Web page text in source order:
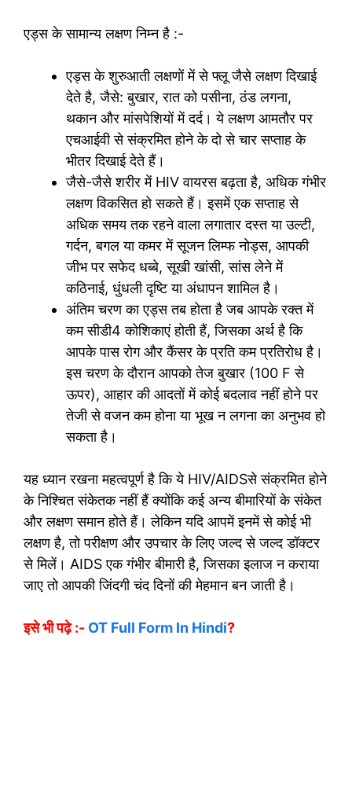
एड्स के सामान्य लक्षण निम्न है :-
एड्स के शुरुआती लक्षणों में से फ्लू जैसे लक्षण दिखाई
देते है, जैसे: बुखार, रात को पसीना, ठंड लगना,
थकान और मांसपेशियों में दर्द। ये लक्षण आमतौर पर
एचआईवी से संक्रमित होने के दो से चार सप्ताह के
भीतर दिखाई देते हैं।
जैसे-जैसे शरीर में HIV वायरस बढ़ता है, अधिक गंभीर
लक्षण विकसित हो सकते हैं। इसमें एक सप्ताह से
अधिक समय तक रहने वाला लगातार दस्त या उल्टी,
गर्दन, बगल या कमर में सूजन लिम्फ नोड्स, आपकी
जीभ पर सफेद धब्बे, सूखी खांसी, सांस लेने में
कठिनाई, धुंधली दृष्टि या अंधापन शामिल है।
अंतिम चरण का एड्स तब होता है जब आपके रक्त में
कम सीडी4 कोशिकाएं होती हैं, जिसका अर्थ है कि
आपके पास रोग और कैंसर के प्रति कम प्रतिरोध है।
इस चरण के दौरान आपको तेज बुखार (100 F से
ऊपर), आहार की आदतों में कोई बदलाव नहीं होने पर
तेजी से वजन कम होना या भूख न लगना का अनुभव हो
सकता है।
यह ध्यान रखना महत्वपूर्ण है कि ये HIV/AIDSसे संक्रमित होने
के निश्चित संकेतक नहीं हैं क्योंकि कई अन्य बीमारियों के संकेत
और लक्षण समान होते हैं। लेकिन यदि आपमें इनमें से कोई भी
लक्षण है, तो परीक्षण और उपचार के लिए जल्द से जल्द डॉक्टर
से मिलें। AIDS एक गंभीर बीमारी है, जिसका इलाज न कराया
जाए तो आपकी जिंदगी चंद दिनों की मेहमान बन जाती है।
इसे भी पढ़े :- OT Full Form In Hindi?